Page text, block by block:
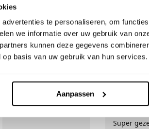
te personaliseren, om
we informatie over uw gebruik van
kunnen deze gegevens
basis van uw gebruik van hun services.
Aanpassen
9/10
Sandra Van
Herreweghe
Fam.
Super